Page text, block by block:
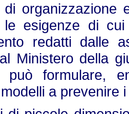
organizzazione
le esigenze di
redatti dalle
Ministero della
può formulare,
a prevenire